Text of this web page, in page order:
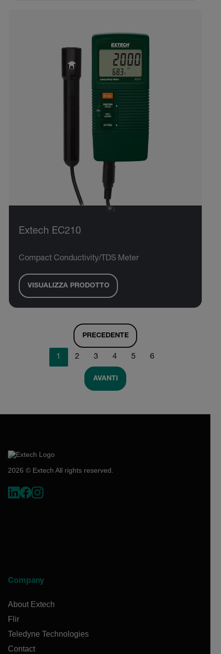
Extech EC210
Compact Conductivity/TDS Meter
VISUALIZZA PRODOTTO
PRECEDENTE
1 2 3 4 5 6
AVANTI
2026 © Extech All rights reserved.
Company
About Extech
Flir
Teledyne Technologies
Contact